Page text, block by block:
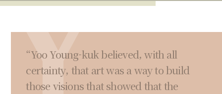
“Yoo Young-kuk believed, with all
certainty, that art was a way to build
those visions that showed that the